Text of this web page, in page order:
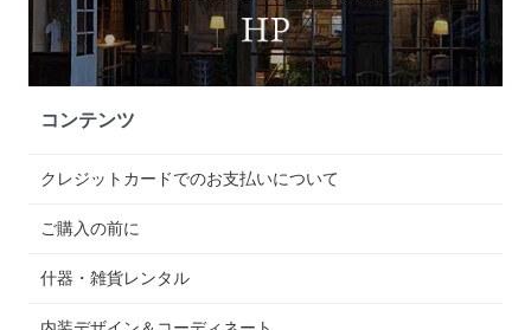
コンテンツ
クレジットカードでのお支払いについて
ご購入の前に
什器・雑貨レンタル